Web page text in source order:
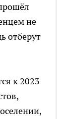
не
отберут
к 2023